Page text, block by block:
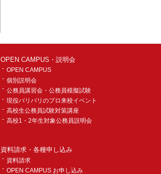
OPEN CAMPUS・説明会
OPEN CAMPUS
個別説明会
公務員講習会・公務員模擬試験
現役バリバリのプロ来校イベント
高校生公務員試験対策講座
高校1・2年生対象公務員説明会
資料請求・各種申し込み
資料請求
OPEN CAMPUS お申し込み